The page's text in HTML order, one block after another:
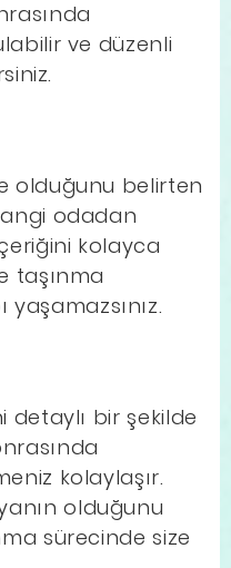
ve düzenli
olduğunu belirten
odadan
kolayca
taşınma
detaylı bir şekilde
kolaylaşır.
olduğunu
sürecinde size